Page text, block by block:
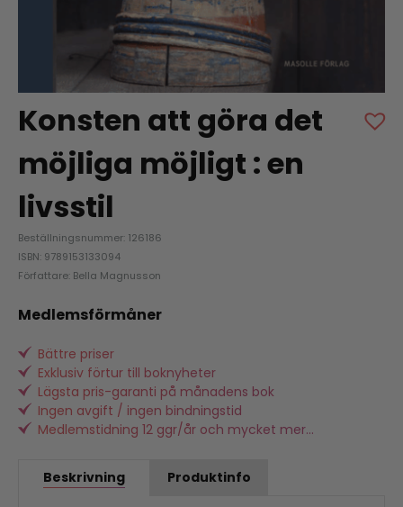
Konsten att göra det
möjliga möjligt : en
livsstil
Beställningsnummer: 126186
ISBN: 9789153133094
Författare: Bella Magnusson
Medlemsförmåner
Bättre priser
Exklusiv förtur till boknyheter
Lägsta pris-garanti på månadens bok
Ingen avgift / ingen bindningstid
Medlemstidning 12 ggr/år och mycket mer...
Beskrivning Produktinfo